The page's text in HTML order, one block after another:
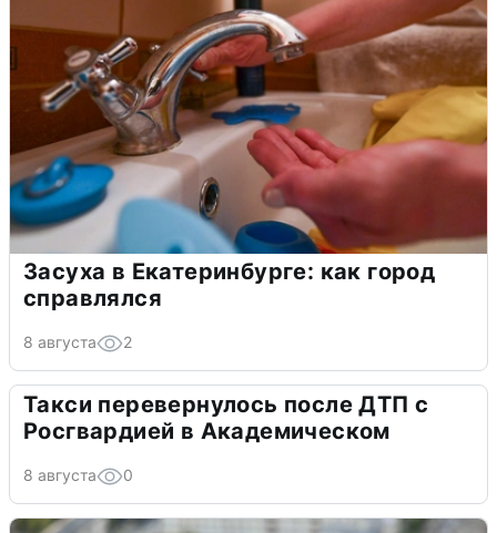
Засуха в Екатеринбурге: как город
справлялся
8 августа 2
Такси перевернулось после ДТП с
Росгвардией в Академическом
8 августа 0